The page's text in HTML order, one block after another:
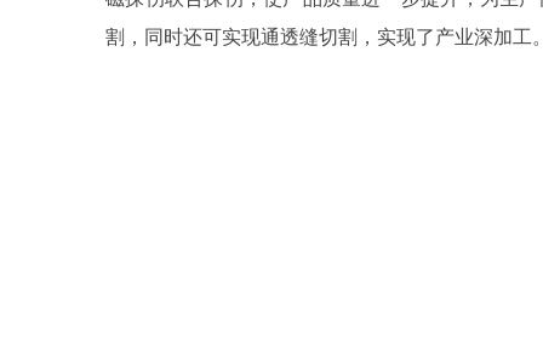
割，同时还可实现通透缝切割，实现了产业深加工